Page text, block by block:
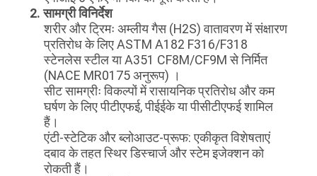
PRIVACY
POLICY
2. सामग्री विनिर्देश
शरीर और ट्रिमः अम्लीय गैस (H2S) वातावरण में संक्षारण
प्रतिरोध के लिए ASTM A182 F316/F318
स्टेनलेस स्टील या A351 CF8M/CF9M से निर्मित
(NACE MR0175 अनुरूप) ।
सीट सामग्रीः विकल्पों में रासायनिक प्रतिरोध और कम
घर्षण के लिए पीटीएफई, पीईईके या पीसीटीएफई शामिल
हैं।
एंटी-स्टेटिक और ब्लोआउट-प्रूफ: एकीकृत विशेषताएं
दबाव के तहत स्थिर डिस्चार्ज और स्टेम इजेक्शन को
रोकती हैं।